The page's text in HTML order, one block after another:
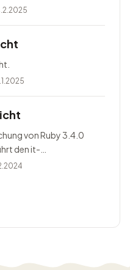
von Ruby 3.4.0
den it-
zum Standardparser,